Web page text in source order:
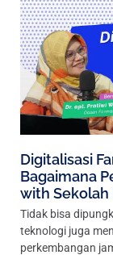
Digitalisasi
Bagaimana
with Sekolah
Tidak bisa
teknologi juga
perkembangan